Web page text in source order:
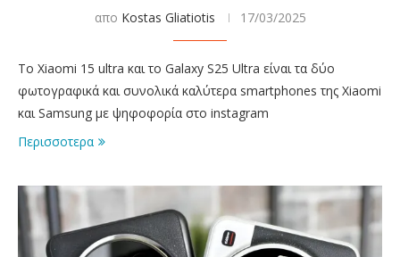
απο Kostas Gliatiotis 17/03/2025
To Xiaomi 15 ultra και το Galaxy S25 Ultra είναι τα δύο
φωτογραφικά και συνολικά καλύτερα smartphones της Xiaomi
και Samsung με ψηφοφορία στο instagram
Περισσοτερα